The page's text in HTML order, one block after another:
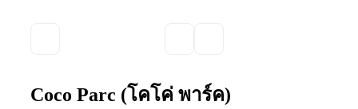
Coco Parc (โคโค่ พาร์ค)